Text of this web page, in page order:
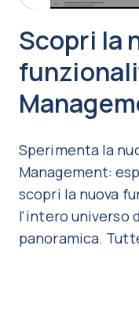
Scopri la
Sperimenta la
Management:
scopri la nuova
l'intero universo
panoramica.